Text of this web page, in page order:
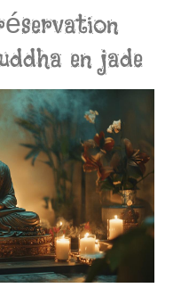
en jade